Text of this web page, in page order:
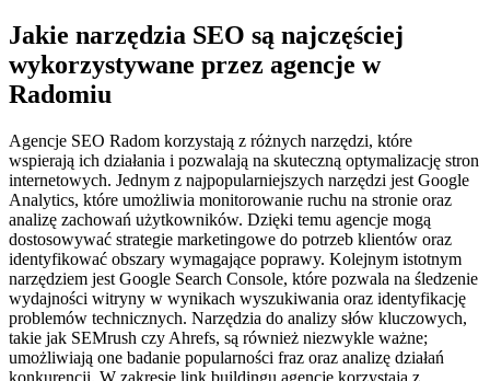
Jakie narzędzia SEO są najczęściej
wykorzystywane przez agencje w
Radomiu
Agencje SEO Radom korzystają z różnych narzędzi, które
wspierają ich działania i pozwalają na skuteczną optymalizację stron
internetowych. Jednym z najpopularniejszych narzędzi jest Google
Analytics, które umożliwia monitorowanie ruchu na stronie oraz
analizę zachowań użytkowników. Dzięki temu agencje mogą
dostosowywać strategie marketingowe do potrzeb klientów oraz
identyfikować obszary wymagające poprawy. Kolejnym istotnym
narzędziem jest Google Search Console, które pozwala na śledzenie
wydajności witryny w wynikach wyszukiwania oraz identyfikację
problemów technicznych. Narzędzia do analizy słów kluczowych,
takie jak SEMrush czy Ahrefs, są również niezwykle ważne;
umożliwiają one badanie popularności fraz oraz analizę działań
konkurencji. W zakresie link buildingu agencje korzystają z